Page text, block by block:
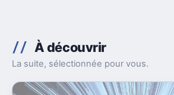
À découvrir
La suite, sélectionnée pour vous.